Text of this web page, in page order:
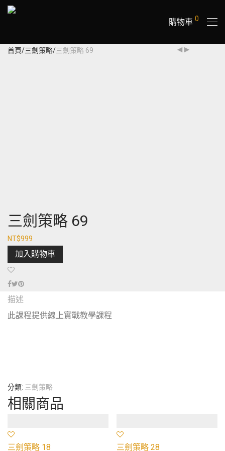
購物車 0
首頁/三劍策略/三劍策略 69
三劍策略 69
NT$999
加入購物車
描述
此課程提供線上實戰教學課程
分類: 三劍策略
相關商品
三劍策略 18 三劍策略 28